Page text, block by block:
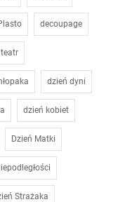
decoupage
dzień dyni
dzień kobiet
Dzień Matki
Strażaka